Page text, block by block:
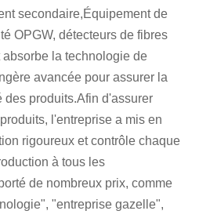
secondaire,Équipement de
OPGW, détecteurs de fibres
la technologie de
avancée pour assurer la
des produits.Afin d'assurer
l'entreprise a mis en
rigoureux et contrôle chaque
à tous les
de nombreux prix, comme
"entreprise gazelle",